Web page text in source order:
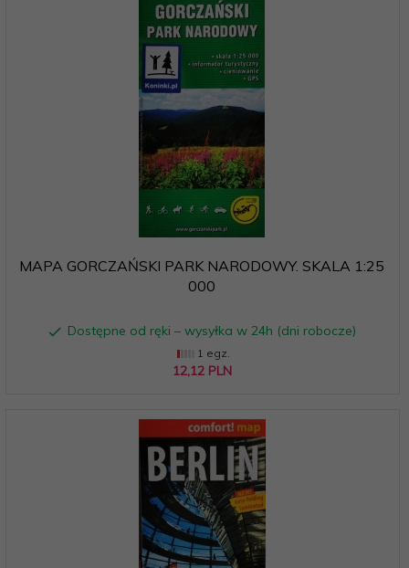
MAPA GORCZAŃSKI PARK NARODOWY. SKALA 1:25
000
Dostępne od ręki – wysyłka w 24h (dni robocze)
1 egz.
12,12 PLN